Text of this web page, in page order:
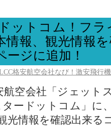
ットコム！フラ
情報、観光情報
ジに追加！
格安航空会社なび！激安飛行
航空会社「ジェット
ードットコム」に
光情報を確認出来る